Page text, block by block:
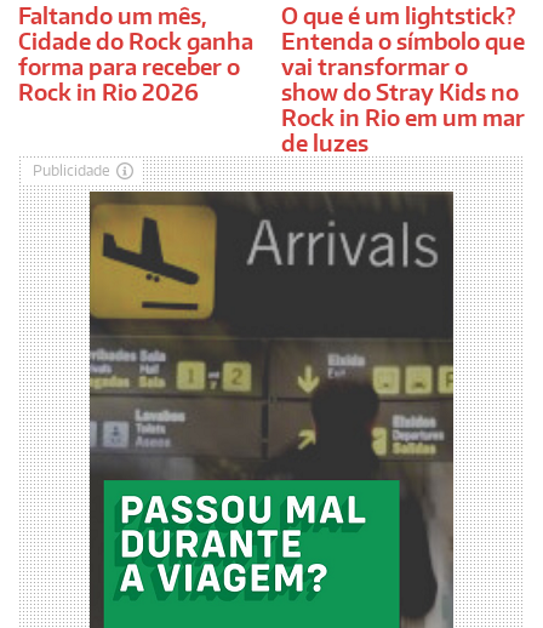
Faltando um mês,
Cidade do Rock ganha
forma para receber o
Rock in Rio 2026
O que é um lightstick?
Entenda o símbolo que
vai transformar o
show do Stray Kids no
Rock in Rio em um mar
de luzes
Publicidade